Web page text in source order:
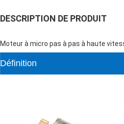
DESCRIPTION DE PRODUIT
Moteur à micro pas à pas à haute
Définition